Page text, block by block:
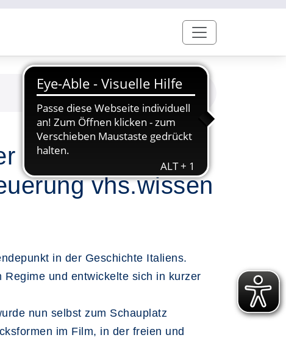
Nachkriegszeit:
vhs.wissen
in der Geschichte Italiens.
und entwickelte sich in kurzer
nun selbst zum Schauplatz
im Film, in der freien und